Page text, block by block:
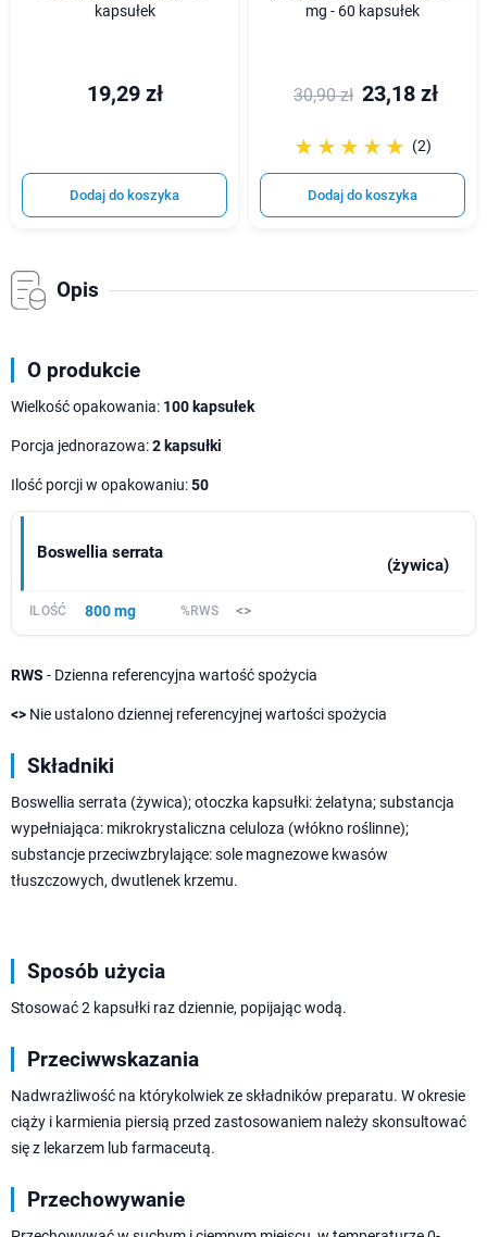
kapsułek
19,29 zł
Dodaj do koszyka
mg - 60 kapsułek
30,90 zł 23,18 zł
☆☆☆☆☆
★★★★★ (2)
Dodaj do koszyka
Opis
O produkcie
Wielkość opakowania: 100 kapsułek
Porcja jednorazowa:2 kapsułki
Ilość porcji w opakowaniu:50
Boswellia serrata
(żywica)
800 mg <>
RWS - Dzienna referencyjna wartość spożycia
<> Nie ustalono dziennej referencyjnej wartości spożycia
Składniki
Boswellia serrata (żywica); otoczka kapsułki: żelatyna; substancja
wypełniająca: mikrokrystaliczna celuloza (włókno roślinne);
substancje przeciwzbrylające: sole magnezowe kwasów
tłuszczowych, dwutlenek krzemu.
Sposób użycia
Stosować 2 kapsułki raz dziennie, popijając wodą.
Przeciwwskazania
Nadwrażliwość na którykolwiek ze składników preparatu. W okresie
ciąży i karmienia piersią przed zastosowaniem należy skonsultować
się z lekarzem lub farmaceutą.
Przechowywanie